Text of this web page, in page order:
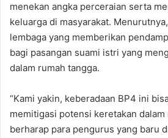
menekan angka perceraian serta
keluarga di masyarakat.
lembaga yang memberikan
bagi pasangan suami istri yang
dalam rumah tangga.
“Kami yakin, keberadaan BP4 ini
memitigasi potensi keretakan dalam
berharap para pengurus yang baru